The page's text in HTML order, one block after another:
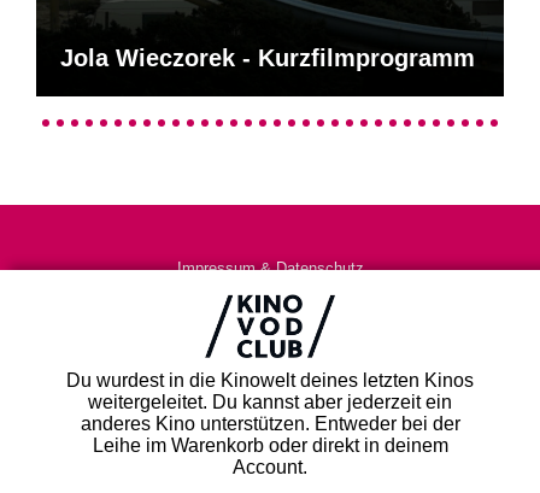
Du wurdest in die Kinowelt deines letzten Kinos
weitergeleitet. Du kannst aber jederzeit ein
anderes Kino unterstützen. Entweder bei der
Leihe im Warenkorb oder direkt in deinem
Account.
Jola Wieczorek - Kurzfilmprogramm
Impressum & Datenschutz
AGB
Kontakt
FAQ
Newsletter
Partner